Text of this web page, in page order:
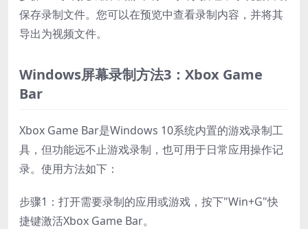
保存录制文件。您可以在预览中查看录制内容，并将其
导出为视频文件。
Windows屏幕录制方法3：Xbox Game
Bar
Xbox Game Bar是Windows 10系统内置的游戏录制工
具，但功能远不止游戏录制，也可用于日常应用操作记
录。使用方法如下：
步骤1：打开需要录制的应用或游戏，按下"Win+G"快
捷键激活Xbox Game Bar。